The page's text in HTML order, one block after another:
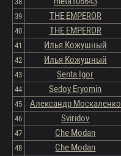
39
THE EMPEROR
40
THE EMPEROR
41
Илья Кожушный
42
Илья Кожушный
43
Senta Igor
44
Sedoy Eryomin
45
Александр Москаленко
46
Sviridov
47
Che Modan
48
Che Modan